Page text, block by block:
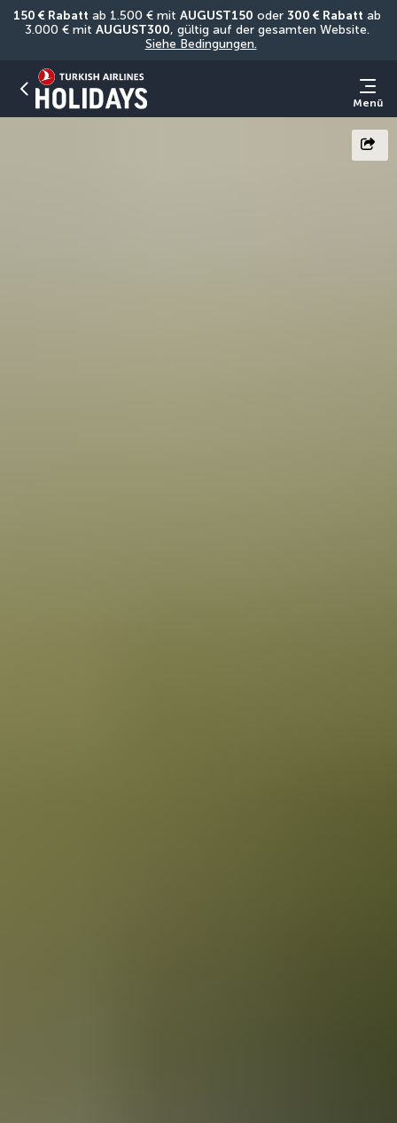
150 € Rabatt ab 1.500 € mit AUGUST150 oder 300 € Rabatt ab
3.000 € mit AUGUST300
Siehe Bedingungen.
Menü